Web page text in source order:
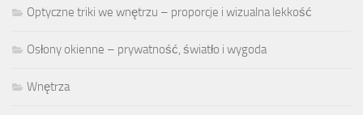
Optyczne triki we wnętrzu – proporcje i wizualna lekkość
Osłony okienne – prywatność, światło i wygoda
Wnętrza